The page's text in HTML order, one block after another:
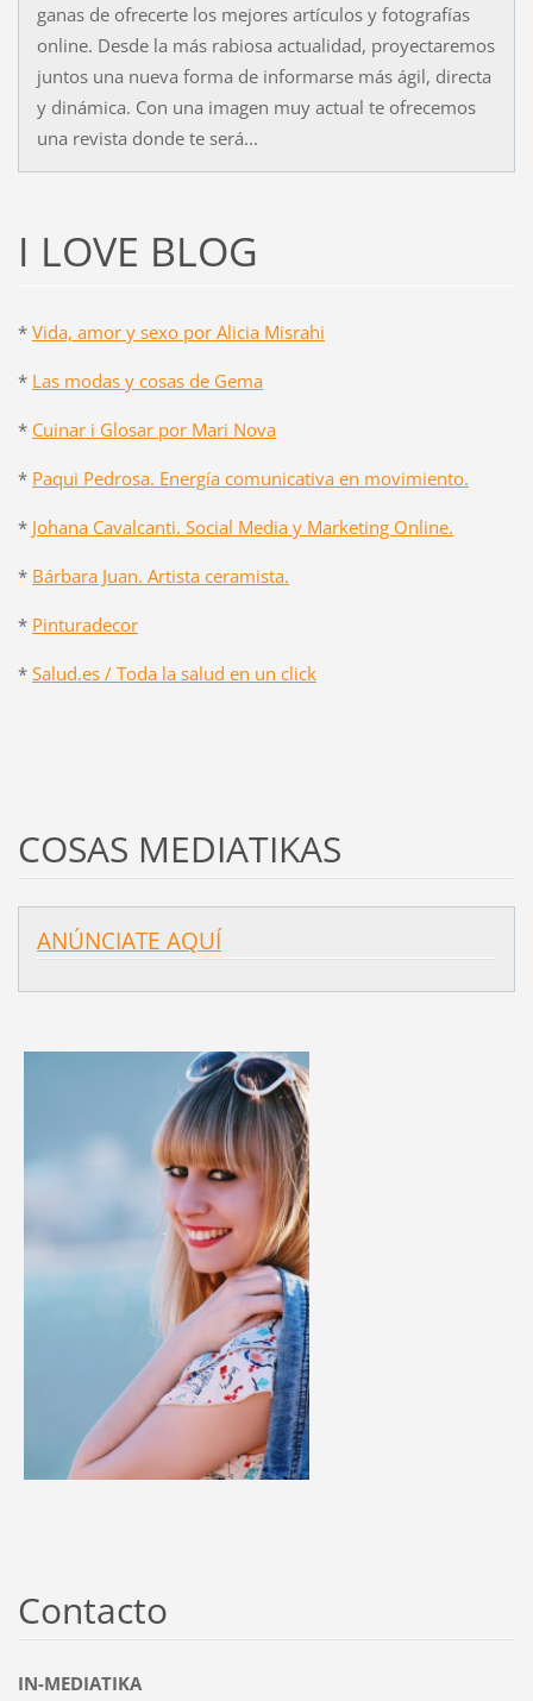
ganas de ofrecerte los mejores artículos y fotografías
online. Desde la más rabiosa actualidad, proyectaremos
juntos una nueva forma de informarse más ágil, directa
y dinámica. Con una imagen muy actual te ofrecemos
una revista donde te será...
I LOVE BLOG
* Vida, amor y sexo por Alicia Misrahi
* Las modas y cosas de Gema
* Cuinar i Glosar por Mari Nova
* Paqui Pedrosa. Energía comunicativa en movimiento.
* Johana Cavalcanti. Social Media y Marketing Online.
* Bárbara Juan. Artista ceramista.
* Pinturadecor
* Salud.es / Toda la salud en un click
COSAS MEDIATIKAS
ANÚNCIATE AQUÍ
Contacto
IN-MEDIATIKA